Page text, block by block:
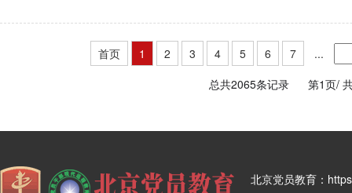
首页 1 2 3 4 5 6 7
...
总共2065条记录 第1页/
北京党员教育：